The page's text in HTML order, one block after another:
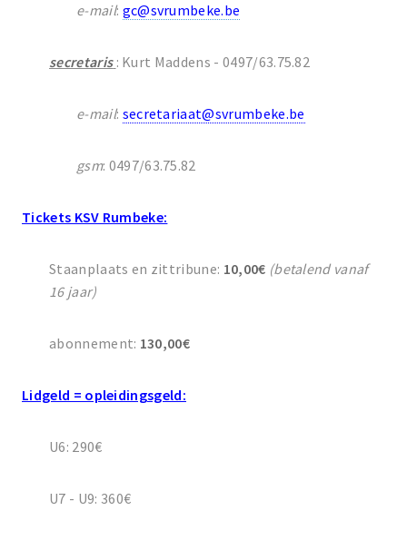
e-mail: gc@svrumbeke.be
secretaris : Kurt Maddens - 0497/63.75.82
e-mail: secretariaat@svrumbeke.be
gsm: 0497/63.75.82
Tickets KSV Rumbeke:
Staanplaats en zittribune: 10,00€ (betalend vanaf
16 jaar)
abonnement: 130,00€
Lidgeld = opleidingsgeld:
U6: 290€
U7 - U9: 360€